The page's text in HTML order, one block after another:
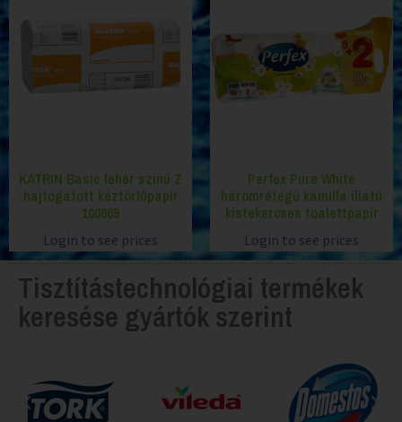
KATRIN Basic fehér színű Z
hajtogatott kéztörlőpapír
100669
Login to see prices
Perfex Pure White
háromrétegű kamilla illatú
kistekercses toalettpapír
Login to see prices
Tisztítástechnológiai termékek
keresése gyártók szerint